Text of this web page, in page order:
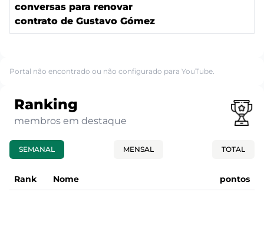
conversas para renovar
contrato de Gustavo Gómez
Portal não encontrado ou não configurado para YouTube.
Ranking
membros em destaque
SEMANAL MENSAL TOTAL
Rank Nome pontos